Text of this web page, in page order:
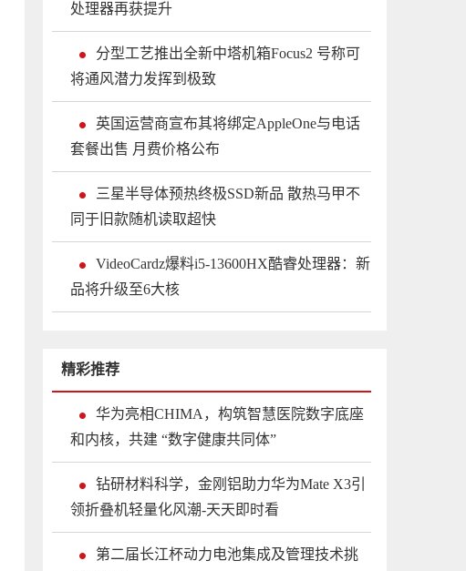
处理器再获提升
分型工艺推出全新中塔机箱Focus2 号称可
将通风潜力发挥到极致
英国运营商宣布其将绑定AppleOne与电话
套餐出售 月费价格公布
三星半导体预热终极SSD新品 散热马甲不
同于旧款随机读取超快
VideoCardz爆料i5-13600HX酷睿处理器：新
品将升级至6大核
精彩推荐
华为亮相CHIMA，构筑智慧医院数字底座
和内核，共建 “数字健康共同体”
钻研材料科学，金刚铝助力华为Mate X3引
领折叠机轻量化风潮-天天即时看
第二届长江杯动力电池集成及管理技术挑